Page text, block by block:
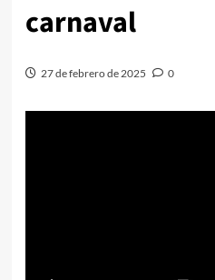
carnaval
27 de febrero de 2025 0